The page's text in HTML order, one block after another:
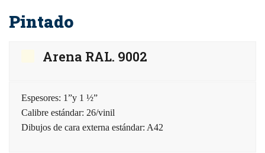
Pintado
Arena RAL. 9002
Espesores: 1”y 1 ½”
Calibre estándar: 26/vinil
Dibujos de cara externa estándar: A42